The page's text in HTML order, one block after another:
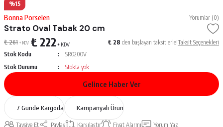
%15
Bonna Porselen Yorumlar (0)
Strato Oval Tabak 20 cm
₺ 261 + KDV ₺ 222 + KDV ₺ 28 den başlayan taksitlerle!Taksit Seçenekleri
Stok Kodu
SRO20OV
Stok Durumu
Stokta yok
Gelince Haber Ver
7 Günde Kargoda Kampanyalı Ürün
Tavsiye Et Paylaş Karşılaştır Fiyat Alarmı Yorum Yaz